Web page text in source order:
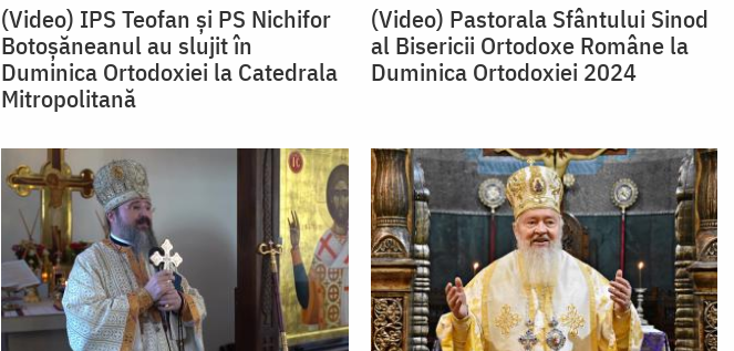
(Video) IPS Teofan și PS Nichifor
Botoșăneanul au slujit în
Duminica Ortodoxiei la Catedrala
Mitropolitană
(Video) Pastorala Sfântului Sinod
al Bisericii Ortodoxe Române la
Duminica Ortodoxiei 2024